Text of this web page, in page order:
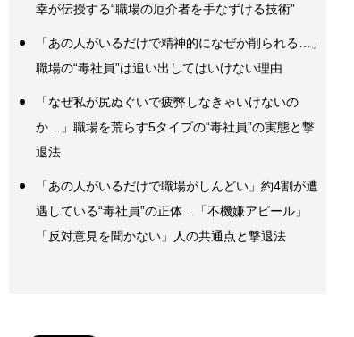
幸が伝授する“職場の厄介者を手なずける技術”
「あの人がいるだけで精神的になぜか削られる…」
職場の“毒社員”は追い出してはいけない理由
「なぜ私が尻ぬぐいで疲弊しなきゃいけないの
か…」職場を荒らす5タイプの“毒社員”の実態と撃
退法
「あの人がいるだけで職場がしんどい」約4割が遭
遇している“毒社員”の正体…「不機嫌アピール」
「反対意見を聞かない」人の共通点と撃退法